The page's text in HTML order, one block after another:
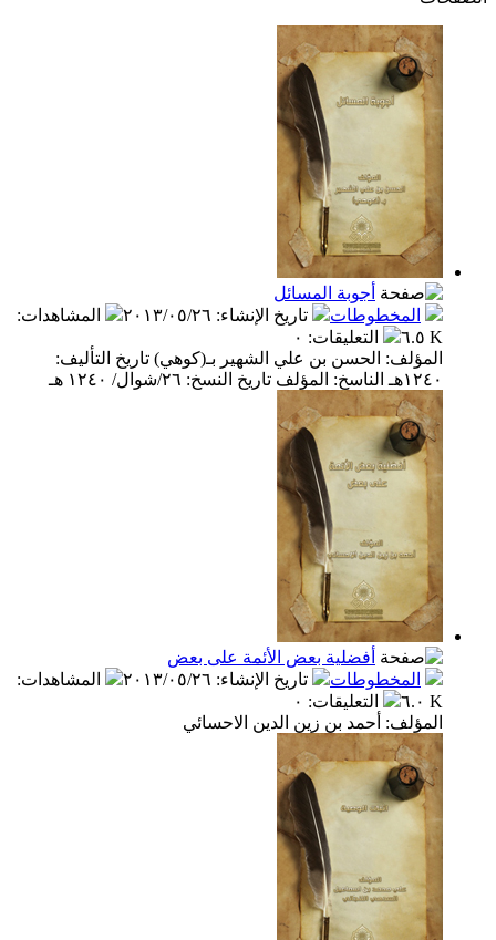
أجوبة المسائل
المخطوطات
تاريخ الإنشاء: ٢٠١٣/٠٥/٢٦ المشاهدات:
٦.٥ K
التعليقات: ٠
المؤلف: الحسن بن علي الشهير بـ(كوهي) تاريخ التأليف:
١٢٤٠هـ الناسخ: المؤلف تاريخ النسخ: ٢٦/شوال/ ١٢٤٠ هـ
أفضلية بعض الأئمة على بعض
المخطوطات
تاريخ الإنشاء: ٢٠١٣/٠٥/٢٦ المشاهدات:
٦.٠ K
التعليقات: ٠
المؤلف: أحمد بن زين الدين الاحسائي